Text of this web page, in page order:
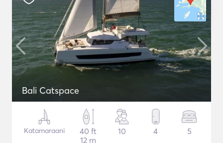
Bali Catspace
Katamaraani
40 ft
12 m
10 4 5